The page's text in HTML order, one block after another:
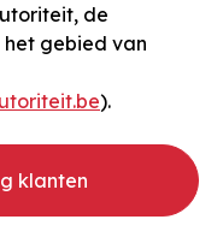
de
gebied van
).
klanten